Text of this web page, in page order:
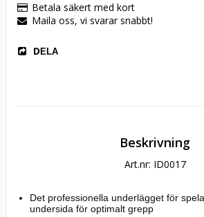
Betala säkert med kort
Maila oss, vi svarar snabbt!
DELA
Beskrivning
Art.nr: ID0017
Det professionella underlägget för
undersida för optimalt grepp